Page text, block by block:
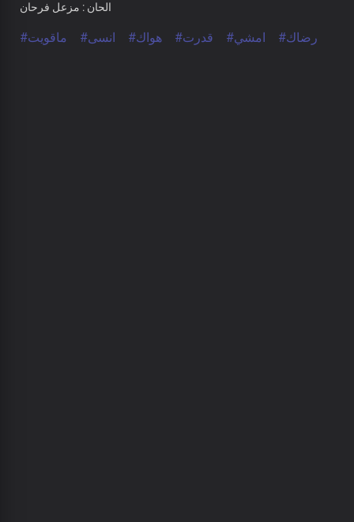
الحان : مزعل فرحان
#ماقويت #انسى #هواك #قدرت #امشي #رضاك